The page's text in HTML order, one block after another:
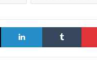
X LinkedIn